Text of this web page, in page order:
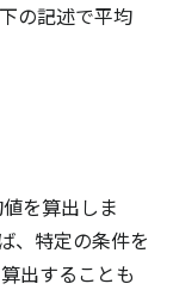
の記述で平均
を算出しま
、特定の条件を
出することも